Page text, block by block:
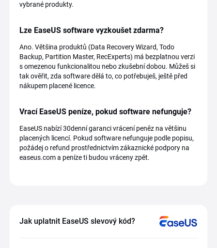
vybrané produkty.
Lze EaseUS software vyzkoušet zdarma?
Ano. Většina produktů (Data Recovery Wizard, Todo
Backup, Partition Master, RecExperts) má bezplatnou verzi
s omezenou funkcionalitou nebo zkušební dobou. Můžeš si
tak ověřit, zda software dělá to, co potřebuješ, ještě před
nákupem placené licence.
Vrací EaseUS peníze, pokud software nefunguje?
EaseUS nabízí 30denní garanci vrácení peněz na většinu
placených licencí. Pokud software nefunguje podle popisu,
požádej o refund prostřednictvím zákaznické podpory na
easeus.com a peníze ti budou vráceny zpět.
Jak uplatnit EaseUS slevový kód?